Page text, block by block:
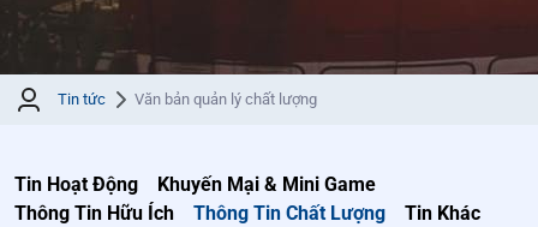
Tin tức Văn bản quản lý chất lượng
Tin Hoạt Động
Khuyến Mại & Mini Game
Thông Tin Hữu Ích
Thông Tin Chất Lượng Tin Khác